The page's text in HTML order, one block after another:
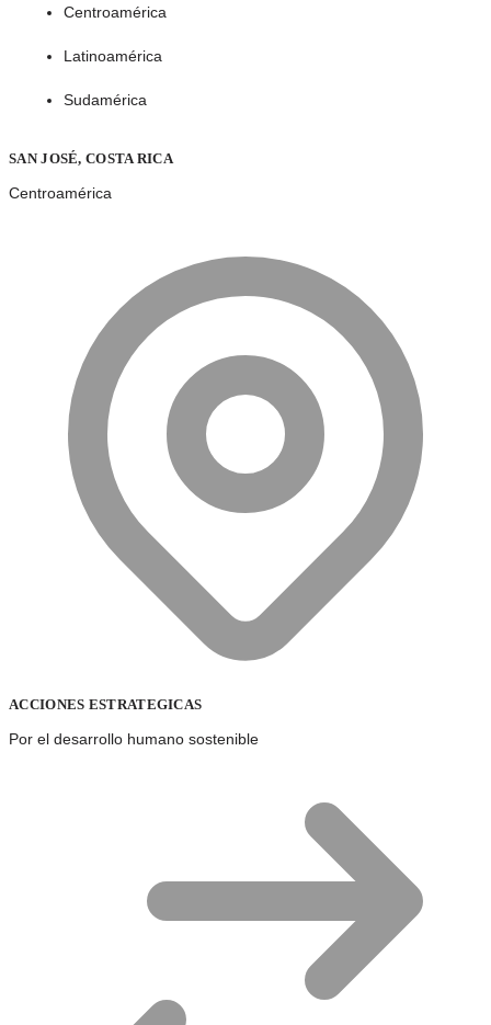
Centroamérica
Latinoamérica
Sudamérica
SAN JOSÉ, COSTA RICA
Centroamérica
ACCIONES ESTRATEGICAS
Por el desarrollo humano sostenible